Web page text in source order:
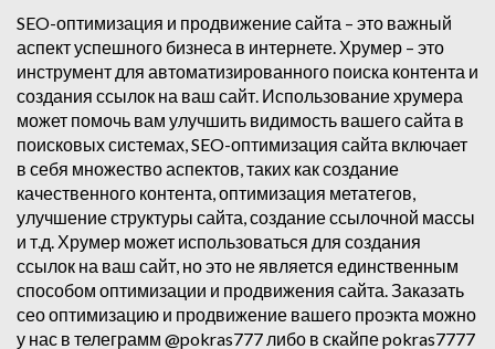
SEO-оптимизация и продвижение сайта – это важный
аспект успешного бизнеса в интернете. Хрумер – это
инструмент для автоматизированного поиска контента и
создания ссылок на ваш сайт. Использование хрумера
может помочь вам улучшить видимость вашего сайта в
поисковых системах, SEO-оптимизация сайта включает
в себя множество аспектов, таких как создание
качественного контента, оптимизация метатегов,
улучшение структуры сайта, создание ссылочной массы
и т.д. Хрумер может использоваться для создания
ссылок на ваш сайт, но это не является единственным
способом оптимизации и продвижения сайта. Заказать
сео оптимизацию и продвижение вашего проэкта можно
у нас в телеграмм @pokras777 либо в скайпе pokras7777